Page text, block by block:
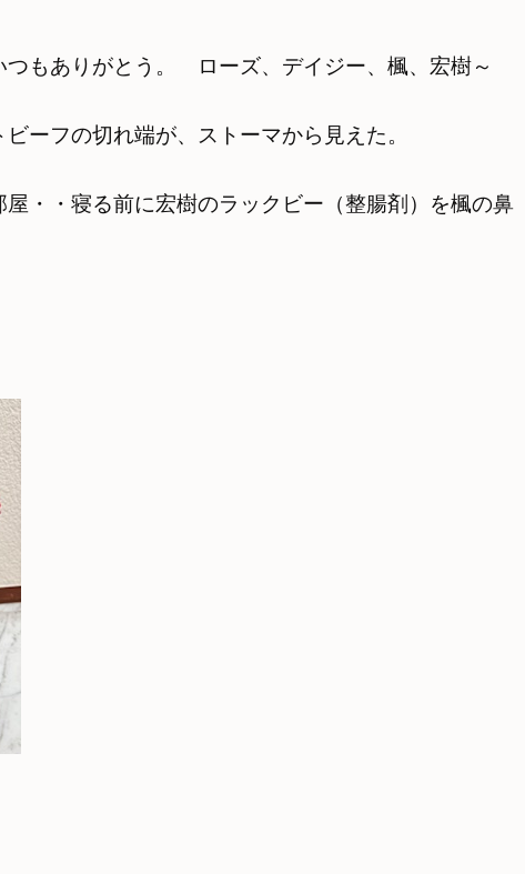
つもありがとう。 ローズ、デイジー、楓、宏樹～
ーフの切れ端が、ストーマから見えた。
・・寝る前に宏樹のラックビー（整腸剤）を楓の鼻